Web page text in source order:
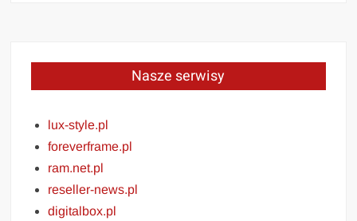
Nasze serwisy
lux-style.pl
foreverframe.pl
ram.net.pl
reseller-news.pl
digitalbox.pl